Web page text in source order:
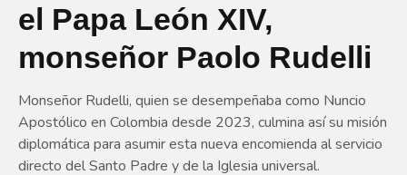
el Papa León XIV,
monseñor Paolo Rudelli
Monseñor Rudelli, quien se desempeñaba como Nuncio
Apostólico en Colombia desde 2023, culmina así su misión
diplomática para asumir esta nueva encomienda al servicio
directo del Santo Padre y de la Iglesia universal.